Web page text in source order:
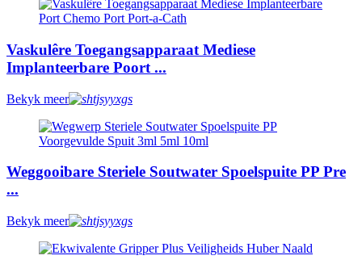
Vaskulêre Toegangsapparaat Mediese
Implanteerbare Poort ...
Bekyk meer
Weggooibare Steriele Soutwater Spoelspuite PP Pre
...
Bekyk meer